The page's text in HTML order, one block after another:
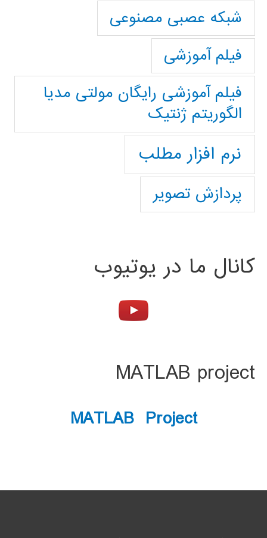
شبکه عصبی مصنوعی
فیلم آموزشی
فیلم آموزشی رایگان مولتی مدیا
الگوریتم ژنتیک
نرم افزار مطلب
پردازش تصویر
کانال ما در یوتیوب
MATLAB project
MATLAB Project